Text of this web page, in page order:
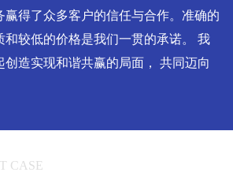
赢得了众多客户的信任与合作。准确的
和较低的价格是我们一贯的承诺。 我
创造实现和谐共赢的局面， 共同迈向
CASE